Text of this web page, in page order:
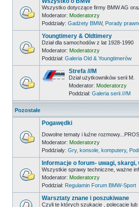
Wszystko dotyczące firmy BMW AG
Moderator: Moderatorzy
Poddziały: Gadżety BMW, Porady
Youngtimery & Oldtimery
Dział dla samochodów z lat 1928-1990
Moderator: Moderatorzy
Poddział: Galeria Old & Youngtimerów
Strefa ///M
Dział użytkowników serii M.
Moderator: Moderatorzy
Poddział: Galeria serii ///M
Pozostałe
Pogawędki
Dowolne tematy i luźne
Moderator: Moderatorzy
Poddziały: Gry, konsole, komputery,
Informacje o forum- uwagi, skargi,
Wszystkie sprawy techniczne, ważne
Moderator: Moderatorzy
Poddział: Regulamin Forum BMW-Sport
Warsztaty znane i poszukiwane
Czyli te których szukacie , polecacie lub